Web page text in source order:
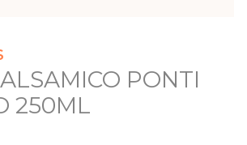
PONTI
250ML